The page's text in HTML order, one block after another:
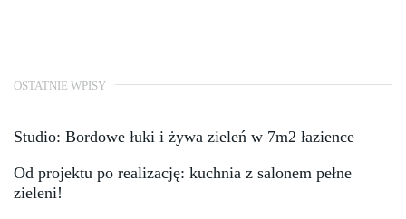
OSTATNIE WPISY
Studio: Bordowe łuki i żywa zieleń w 7m2 łazience
Od projektu po realizację: kuchnia z salonem pełne
zieleni!